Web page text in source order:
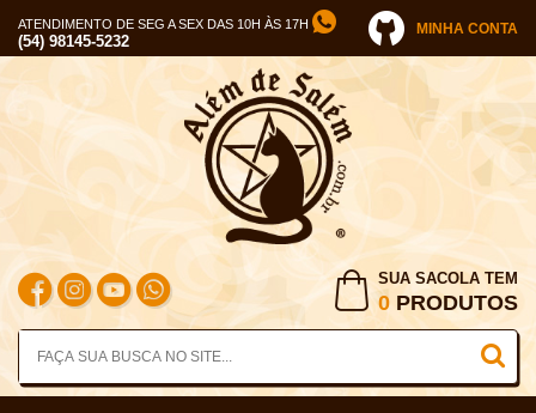
ATENDIMENTO DE SEG A SEX DAS 10H ÀS 17H
(54) 98145-5232
MINHA CONTA
SUA SACOLA TEM
0 PRODUTOS